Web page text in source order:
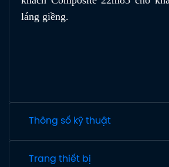
láng giềng.
Thông số kỹ thuật
Trang thiết bị